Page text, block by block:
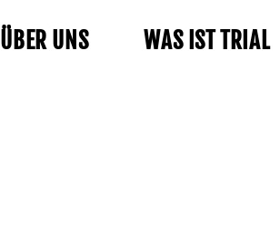
ÜBER UNS WAS IST TRIAL